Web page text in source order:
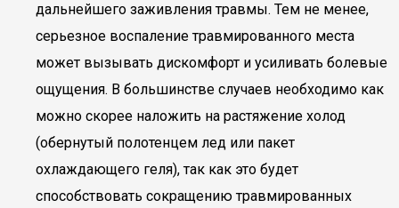
дальнейшего заживления травмы. Тем не менее,
серьезное воспаление травмированного места
может вызывать дискомфорт и усиливать болевые
ощущения. В большинстве случаев необходимо как
можно скорее наложить на растяжение холод
(обернутый полотенцем лед или пакет
охлаждающего геля), так как это будет
способствовать сокращению травмированных